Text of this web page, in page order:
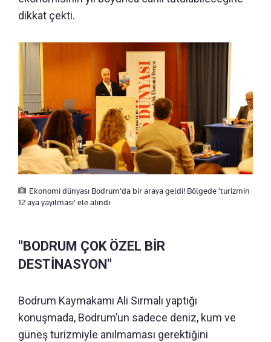
dikkat çekti.
Ekonomi dünyası Bodrum'da bir araya geldi! Bölgede 'turizmin
12 aya yayılması' ele alındı
"BODRUM ÇOK ÖZEL BİR
DESTİNASYON"
Bodrum Kaymakamı Ali Sırmalı yaptığı
konuşmada, Bodrum’un sadece deniz, kum ve
güneş turizmiyle anılmaması gerektiğini